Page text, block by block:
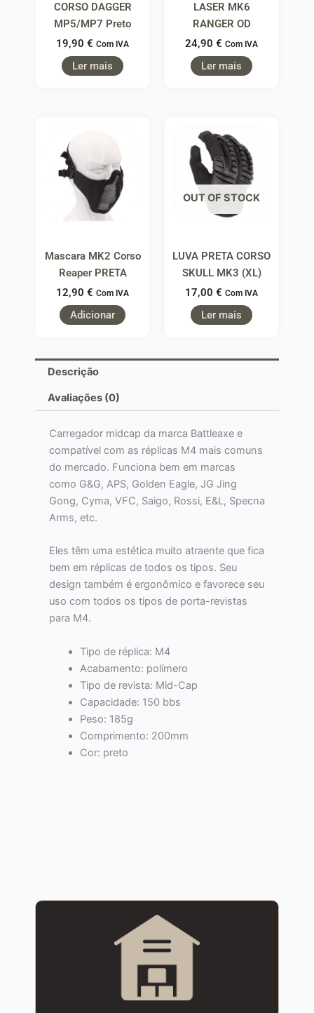
CORSO DAGGER
MP5/MP7 Preto
19,90 € Com IVA
Ler mais
LASER MK6
RANGER OD
24,90 € Com IVA
Ler mais
Mascara MK2 Corso
Reaper PRETA
12,90 € Com IVA
Adicionar
OUT OF STOCK
LUVA PRETA CORSO
SKULL MK3 (XL)
17,00 € Com IVA
Ler mais
Descrição
Avaliações (0)
Carregador midcap da marca Battleaxe e
compatível com as réplicas M4 mais comuns
do mercado. Funciona bem em marcas
como G&G, APS, Golden Eagle, JG Jing
Gong, Cyma, VFC, Saigo, Rossi, E&L, Specna
Arms, etc.
Eles têm uma estética muito atraente que fica
bem em réplicas de todos os tipos. Seu
design também é ergonômico e favorece seu
uso com todos os tipos de porta-revistas
para M4.
Tipo de réplica: M4
Acabamento: polímero
Tipo de revista: Mid-Cap
Capacidade: 150 bbs
Peso: 185g
Comprimento: 200mm
Cor: preto